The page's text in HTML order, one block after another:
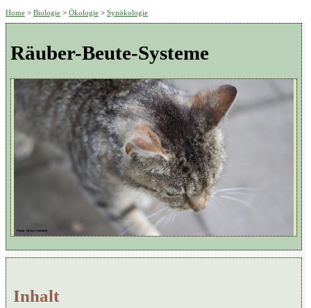
Home > Biologie > Ökologie > Synökologie
Räuber-Beute-Systeme
Inhalt